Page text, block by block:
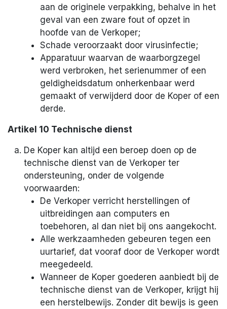
aan de originele verpakking, behalve in het
geval van een zware fout of opzet in
hoofde van de Verkoper;
Schade veroorzaakt door virusinfectie;
Apparatuur waarvan de waarborgzegel
werd verbroken, het serienummer of een
geldigheidsdatum onherkenbaar werd
gemaakt of verwijderd door de Koper of een
derde.
Artikel 10 Technische dienst
De Koper kan altijd een beroep doen op de
technische dienst van de Verkoper ter
ondersteuning, onder de volgende
voorwaarden:
De Verkoper verricht herstellingen of
uitbreidingen aan computers en
toebehoren, al dan niet bij ons aangekocht.
Alle werkzaamheden gebeuren tegen een
uurtarief, dat vooraf door de Verkoper wordt
meegedeeld.
Wanneer de Koper goederen aanbiedt bij de
technische dienst van de Verkoper, krijgt hij
een herstelbewijs. Zonder dit bewijs is geen